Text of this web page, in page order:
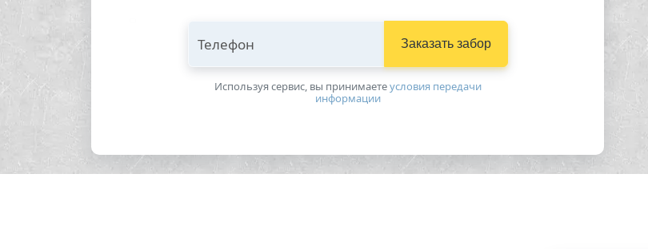
Телефон Заказать забор
Используя сервис, вы принимаетeусловия передачи
информации